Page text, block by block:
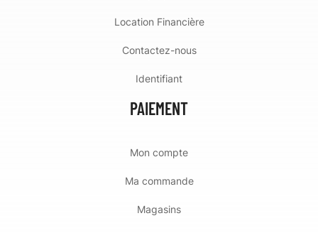
Location Financière
Contactez-nous
Identifiant
PAIEMENT
Mon compte
Ma commande
Magasins